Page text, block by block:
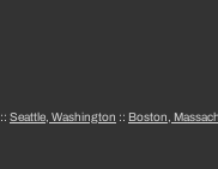
:: Seattle, Washington :: Boston,